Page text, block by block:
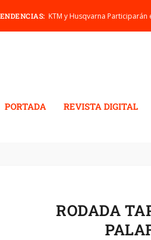
KTM y Husqvarna Participarán
PORTADA REVISTA DIGITAL
RODADA